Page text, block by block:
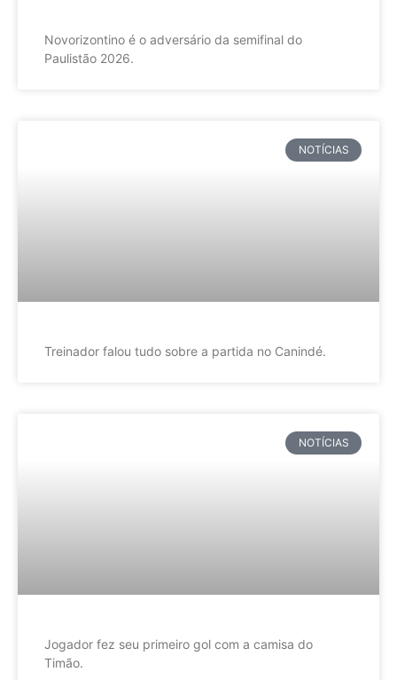
Novorizontino é o adversário da semifinal do
Paulistão 2026.
NOTÍCIAS
Treinador falou tudo sobre a partida no Canindé.
NOTÍCIAS
Jogador fez seu primeiro gol com a camisa do
Timão.